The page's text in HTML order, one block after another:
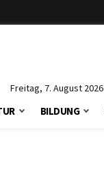
Freitag, 7. August 2026
BILDUNG